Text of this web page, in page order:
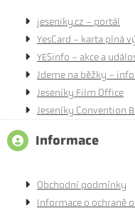
jeseniky.cz - portál
YesCard - karta plná
YESinfo - akce a
Jdeme na běžky -
Jeseníky Film Office
Jeseníky Convention
Informace
Obchodní podmínky
Informace o ochraně